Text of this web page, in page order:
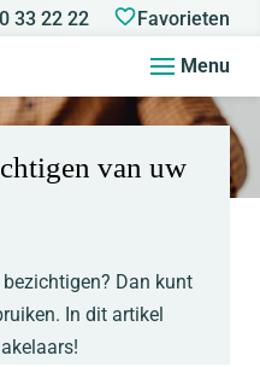
33 22 22 Favorieten
Menu
van uw
Dan kunt
In dit artikel